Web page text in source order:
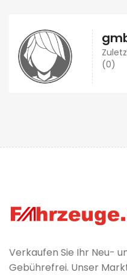
(0)
Verkaufen Sie Ihr Neu-
Gebührefrei. Unser